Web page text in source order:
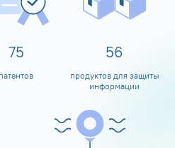
80
патентов
60
продуктов для защиты
информации